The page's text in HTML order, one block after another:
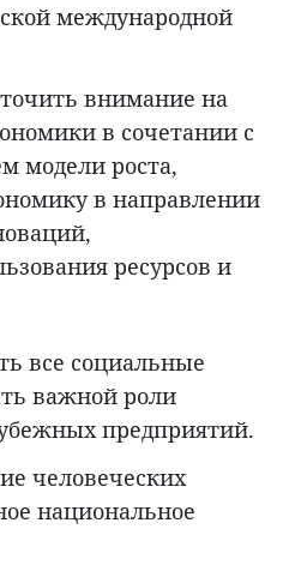
международной
внимание на
в сочетании с
модели роста,
в направлении
ресурсов и
все социальные
важной роли
предприятий.
человеческих
национальное